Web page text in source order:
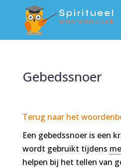
Gebedssnoer
Terug naar het
Een gebedssnoer is een
wordt gebruikt tijdens
helpen bij het tellen van